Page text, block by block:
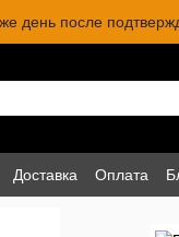
день после
Доставка Оплата